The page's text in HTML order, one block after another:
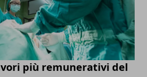
più remunerativi del